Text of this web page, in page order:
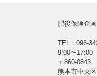
肥後保険企
TEL：096-
9:00〜17:00
〒860-0843
熊本市中央